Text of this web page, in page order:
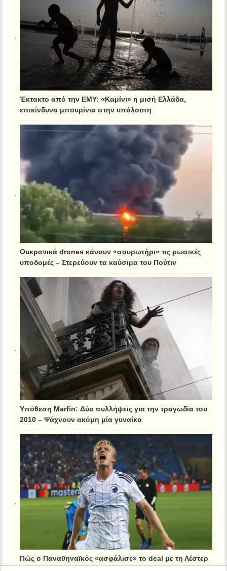
Έκτακτο από την ΕΜΥ: «Καμίνι» η μισή Ελλάδα,
επικίνδυνα μπουρίνια στην υπόλοιπη
Ουκρανικά drones κάνουν «σουρωτήρι» τις ρωσικές
υποδομές – Στερεύουν τα καύσιμα του Πούτιν
Υπόθεση Marfin: Δύο συλλήψεις για την τραγωδία του
2010 – Ψάχνουν ακόμη μία γυναίκα
Πώς ο Παναθηναϊκός «ασφάλισε» το deal με τη Λέστερ